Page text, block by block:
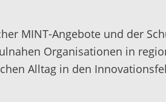
MINT-Angebote und der
Organisationen in
Alltag in den